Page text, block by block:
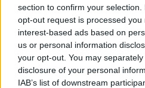
section to confirm your
opt-out request is processed you
interest-based ads based on
us or personal information
your opt-out. You may
disclosure of your personal
IAB’s list of downstream
Defensas
El Andorra se mantuvo sin
primer año en la categoría y uno
importantes fueMika Mármol, el
Comunio de la temporada con